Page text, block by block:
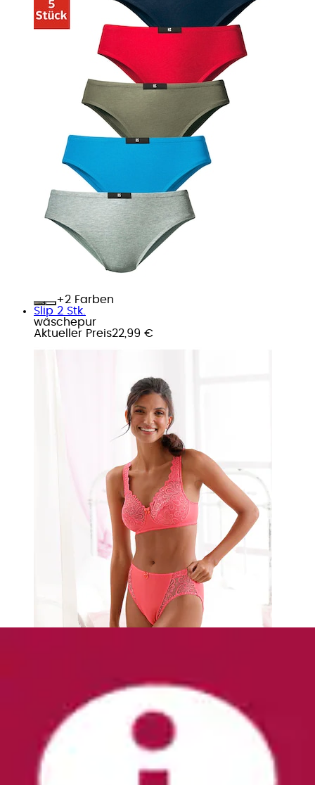
+
Farben
Slip 2 Stk.
wäschepur
Aktueller Preis22,99 €
Farben
Jazz-Pants-Slip aus Spitze mit Leo-Optik
Vivance
Aktueller Preis
ab15,99 €